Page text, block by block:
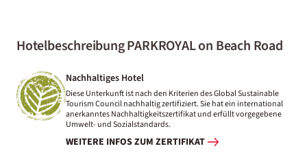
Hotelbeschreibung PARKROYAL on Beach Road
Nachhaltiges Hotel
Diese Unterkunft ist nach den Kriterien des Global Sustainable
Tourism Council nachhaltig zertifiziert. Sie hat ein international
anerkanntes Nachhaltigkeitszertifikat und erfüllt vorgegebene
Umwelt- und Sozialstandards.
WEITERE INFOS ZUM ZERTIFIKAT